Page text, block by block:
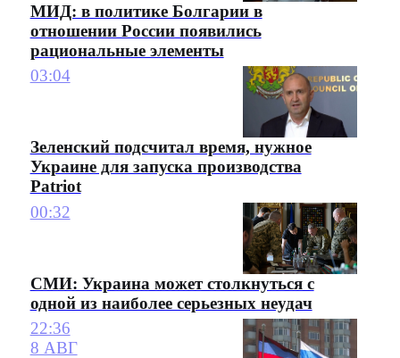
МИД: в политике Болгарии в
отношении России появились
рациональные элементы
03:04
Зеленский подсчитал время, нужное
Украине для запуска производства
Patriot
00:32
СМИ: Украина может столкнуться с
одной из наиболее серьезных неудач
22:36
8 АВГ